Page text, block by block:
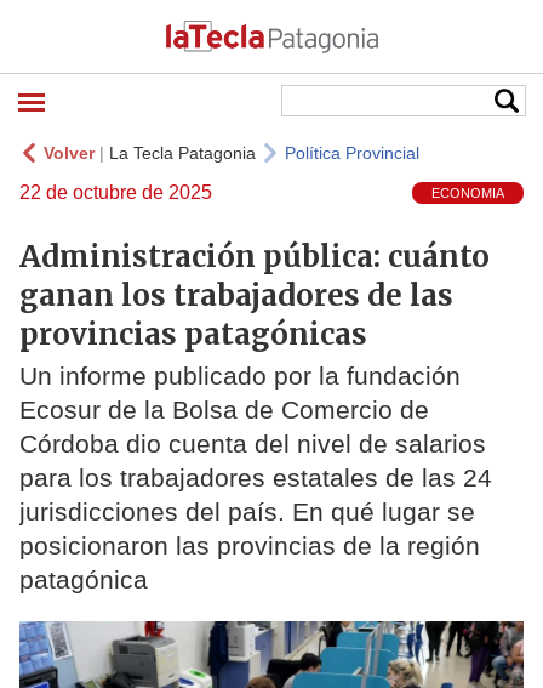
Volver| La Tecla Patagonia Política Provincial
22 de octubre de 2025 ECONOMIA
Administración pública: cuánto
ganan los trabajadores de las
provincias patagónicas
Un informe publicado por la fundación
Ecosur de la Bolsa de Comercio de
Córdoba dio cuenta del nivel de salarios
para los trabajadores estatales de las 24
jurisdicciones del país. En qué lugar se
posicionaron las provincias de la región
patagónica